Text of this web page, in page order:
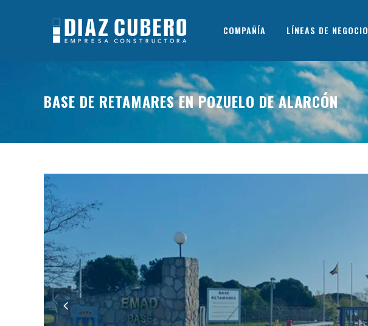
COMPAÑÍA LÍNEAS DE NEGOCIO
BASE DE RETAMARES EN POZUELO DE ALARCÓN